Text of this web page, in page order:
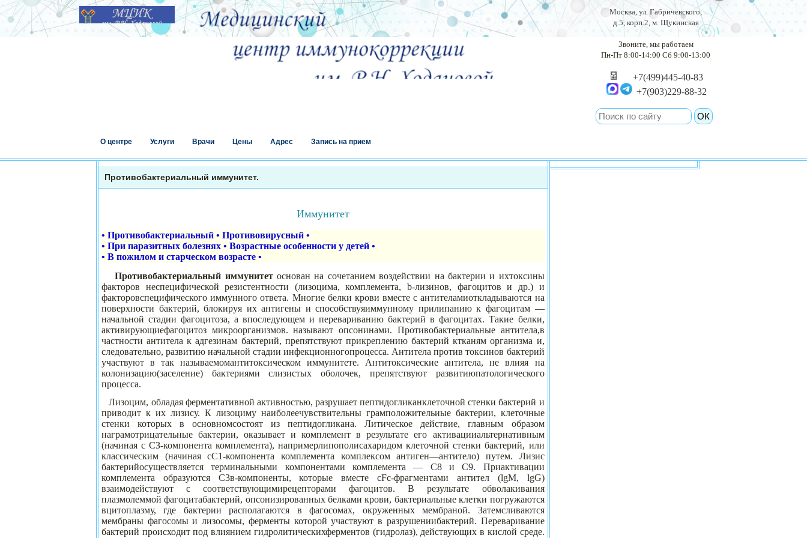
О центре Услуги Врачи Цены Адрес Запись на прием
Москва, ул. Габричевского,
д.5, корп.2, м. Щукинская
Звоните, мы работаем
Пн-Пт 8:00-14:00 Сб 9:00-13:00
+7(499)445-40-83
+7(903)229-88-32
Противобактериальный иммунитет.
Иммунитет
• Противобактериальный • Противовирусный •
• При паразитных болезнях • Возрастные особенности у детей •
• В пожилом и старческом возрасте •
Противобактериальный иммунитетоснован на сочетанием воздействии на бактерии и ихтоксины
факторов неспецифической резистентности (лизоцима, комплемента,b-лизинов, фагоцитов и др.) и
факторовспецифического иммунного ответа. Многие белки крови вместе с антителамиоткладываются на
поверхности бактерий, блокируя их антигены и способствуяиммунному прилипанию к фагоцитам —
начальной стадии фагоцитоза, а впоследующем и перевариванию бактерий в фагоцитах. Такие белки,
активирующиефагоцитоз микроорганизмов. называют опсонинами. Противобактериальные антитела,в
частности антитела к адгезинам бактерий, препятствуют прикреплению бактерий ктканям организма и,
следовательно, развитию начальной стадии инфекционногопроцесса. Антитела против токсинов бактерий
участвуют в так называемомантитоксическом иммунитете. Антитоксические антитела, не влияя на
колонизацию(заселение) бактериями слизистых оболочек, препятствуют развитиюпатологического
процесса.
Лизоцим, обладая ферментативной активностью, разрушает пептидогликанклеточной стенки бактерий и
приводит к их лизису. К лизоциму наиболеечувствительны грамположительиые бактерии, клеточные
стенки которых в основномсостоят из пептидогликана. Литическое действие, главным образом
награмотрицательные бактерии, оказывает и комплемент в результате его активацииальтернативным
(начиная с СЗ-компонента комплемента), напримерлипополисахаридом клеточной стенки бактерий, или
классическим (начиная сС1-компонента комплемента комплексом антиген—антитело) путем. Лизис
бактерийосуществляется терминальными компонентами комплемента — С8 и С9. Приактивации
комплемента образуются С3в-компоненты, которые вместе сFc-фрагментами антител (lgM, lgG)
взаимодействуют с соответствующимирецепторами фагоцитов. В результате обволакивания
плазмолеммой фагоцитабактерий, опсонизированных белками крови, бактериальные клетки погружаются
вцитоплазму, где бактерии располагаются в фагосомах, окруженных мембраной. Затемсливаются
мембраны фагосомы и лизосомы, ферменты которой участвуют в разрушениибактерий. Переваривание
бактерий происходит под влиянием гидролитическихферментов (гидролаз), действующих в кислой среде.